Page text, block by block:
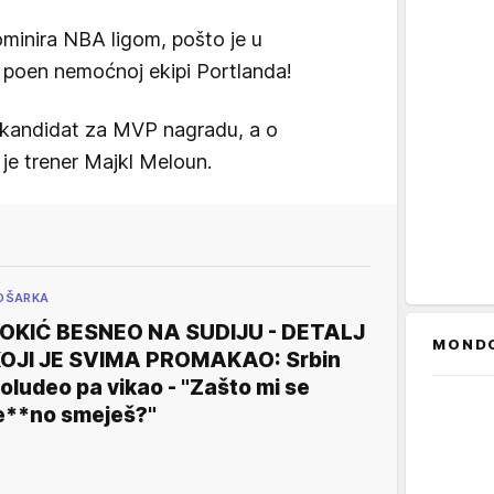
NBA ligom, pošto je u
nemoćnoj ekipi Portlanda!
za MVP nagradu, a o
trener Majkl Meloun.
BESNEO NA SUDIJU - DETALJ
JE SVIMA PROMAKAO: Srbin
pa vikao - "Zašto mi se
smeješ?"